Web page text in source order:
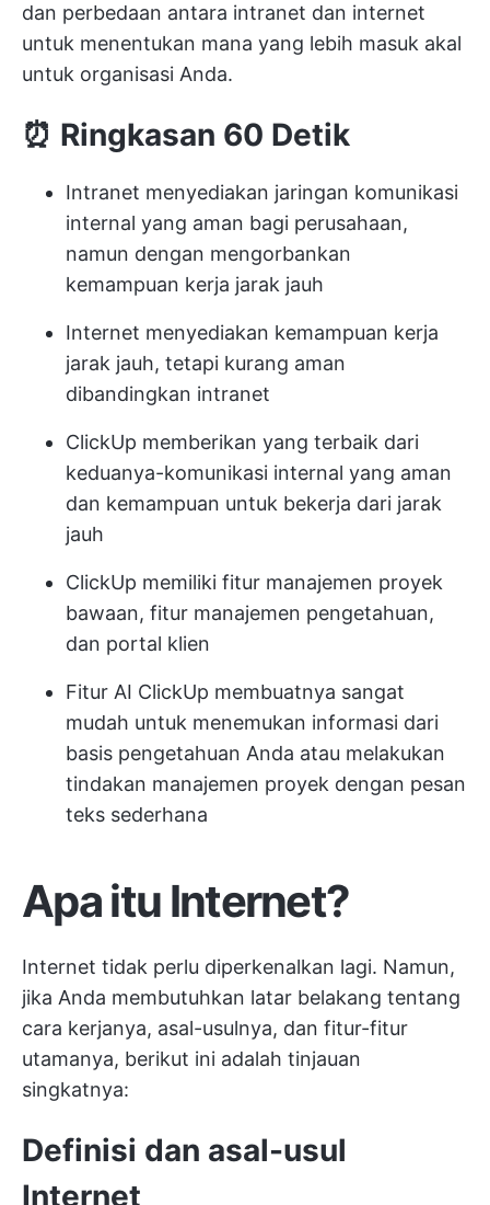
dan perbedaan antara intranet dan internet
untuk menentukan mana yang lebih masuk akal
untuk organisasi Anda.
⏰ Ringkasan 60 Detik
Intranet menyediakan jaringan komunikasi
internal yang aman bagi perusahaan,
namun dengan mengorbankan
kemampuan kerja jarak jauh
Internet menyediakan kemampuan kerja
jarak jauh, tetapi kurang aman
dibandingkan intranet
ClickUp memberikan yang terbaik dari
keduanya-komunikasi internal yang aman
dan kemampuan untuk bekerja dari jarak
jauh
ClickUp memiliki fitur manajemen proyek
bawaan, fitur manajemen pengetahuan,
dan portal klien
Fitur AI ClickUp membuatnya sangat
mudah untuk menemukan informasi dari
basis pengetahuan Anda atau melakukan
tindakan manajemen proyek dengan pesan
teks sederhana
Apa itu Internet?
Internet tidak perlu diperkenalkan lagi. Namun,
jika Anda membutuhkan latar belakang tentang
cara kerjanya, asal-usulnya, dan fitur-fitur
utamanya, berikut ini adalah tinjauan
singkatnya:
Definisi dan asal-usul
Internet